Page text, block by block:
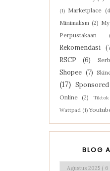
(1) Marketplace
Minimalism (2)
Perpustakaan
Rekomendasi
RSCP (6)
Shopee (7)
(17)
Online (2) Tiktok
Wattpad (1)
BLOG